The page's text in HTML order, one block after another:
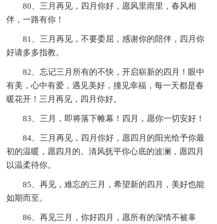
80、三月再见，四月你好，愿风里雨里，春风相
伴，一路有你！
81、三月再见，不要委屈，感谢你的陪伴，四月你
好请多多指教。
82、忘记三月所有的不快，开启崭新的四月！眼中
有美，心中有爱，遇见美好，撞见幸福，每一天都是春
暖花开！三月再见，四月你好。
83、三月，即将落下帷幕！四月，愿你一切安好！
84、三月再见，四月你好，愿四月的阳光给予你最
初的温暖，愿四月的。清风抚平你心底的波澜，愿四月
以温柔待你。
85、再见，难忘的三月，希望新的四月，美好也能
如期而至。
86、再见三月，你好四月，愿所有的深情不被辜